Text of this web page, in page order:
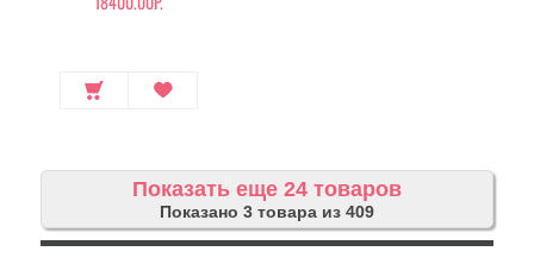
Показать еще 24 товаров
Показано 3 товара из 409